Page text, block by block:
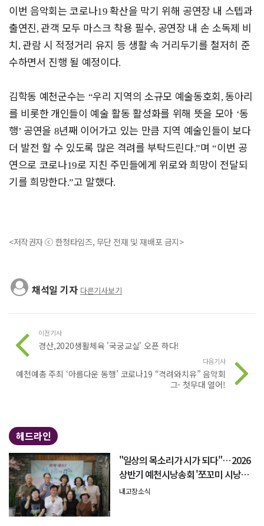
이번 음악회는 코로나19확산을 막기 위해 공연장 내 스텝과
출연진, 관객 모두 마스크 착용 필수, 공연장 내 손 소독제 비
치, 관람 시 적정거리 유지 등 생활 속 거리두기를 철저히 준
수하면서 진행 될 예정이다.
김학동 예천군수는 “우리 지역의 소규모 예술동호회 ,동아리
를 비롯한개인들이 예술 활동 활성화를 위해 뜻을 모아 ‘동
행’ 공연을 8년째 이어가고 있는 만큼 지역 예술인들이 보다
더 발전 할 수 있도록 많은 격려를 부탁드린다.”며“이번 공
연으로 코로나19로 지친 주민들에게 위로와 희망이 전달되
기를 희망한다.”고 말했다.
<저작권자 ⓒ 한청타임즈, 무단 전재 및 재배포 금지>
채석일 기자 다른기사보기
이전기사
경산,2020생활체육 '국궁교실' 오픈 하다!
다음기사
예천예총 주최 ‘아름다운 동행’ 코로나19 “격려와치유” 음악회
그- 첫무대 열어!
헤드라인
"일상의 목소리가 시가 되다"… 2026
상반기 예천시낭송회 '쪼꼬미 시낭송
회' 성료
내고장소식